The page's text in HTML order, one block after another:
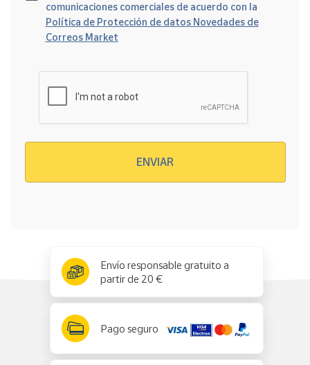
comunicaciones comerciales de acuerdo con la
Política de Protección de datos Novedades de
Correos Market
ENVIAR
Envío responsable gratuito a
partir de 20 €
Pago seguro